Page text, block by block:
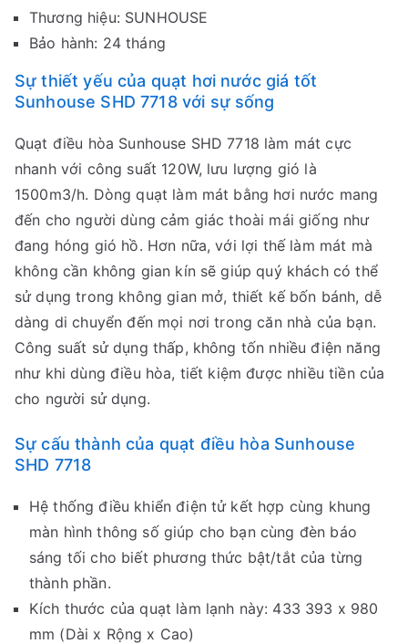
Thương hiệu: SUNHOUSE
Bảo hành: 24 tháng
Sự thiết yếu của quạt hơi nước giá tốt
Sunhouse SHD 7718 với sự sống
Quạt điều hòa Sunhouse SHD 7718 làm mát cực
nhanh với công suất 120W, lưu lượng gió là
1500m3/h. Dòng quạt làm mát bằng hơi nước mang
đến cho người dùng cảm giác thoài mái giống như
đang hóng gió hồ. Hơn nữa, với lợi thế làm mát mà
không cần không gian kín sẽ giúp quý khách có thể
sử dụng trong không gian mở, thiết kế bốn bánh, dễ
dàng di chuyển đến mọi nơi trong căn nhà của bạn.
Công suất sử dụng thấp, không tốn nhiều điện năng
như khi dùng điều hòa, tiết kiệm được nhiều tiền của
cho người sử dụng.
Sự cấu thành của quạt điều hòa Sunhouse
SHD 7718
Hệ thống điều khiển điện tử kết hợp cùng khung
màn hình thông số giúp cho bạn cùng đèn báo
sáng tối cho biết phương thức bật/tắt của từng
thành phần.
Kích thước của quạt làm lạnh này: 433 393 x 980
mm (Dài x Rộng x Cao)